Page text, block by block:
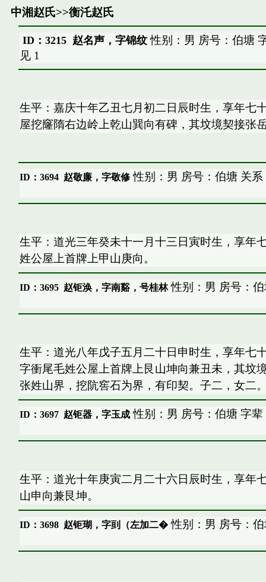
中湘赵氏>>衡汑赵氏
ID：3215 赵名声，字锦纹性别：男 房号：伯塘
见 1
生平：嘉庆十年乙丑七月初二日辰时生，享年七
屋挖窿隋右边岭上乾山巽向有碑，其坟境契接张
ID：3694 赵敬廉，字敬修性别：男 房号：伯塘 关系
生平：道光三年癸未十一月十三日寅时生，享年
姓公屋上首牌上甲山庚向。
ID：3695 赵钜涣，字南谿，号桂林性别：男 房号：
生平：道光八年戊子五月二十日申时生，享年七
字衝尾毛姓公屋上首牌上艮山坤向兼丑未，其坟
张姓山界，挖阬窖石为界，有印契。子二，女二
ID：3697 赵钜器，字玉成性别：男 房号：伯塘 字辈
生平：道光十年庚寅二月二十六日辰时生，享年
山申向兼艮坤。
ID：3698 赵钜瑚，字刯（左加二�性别：男 房号：